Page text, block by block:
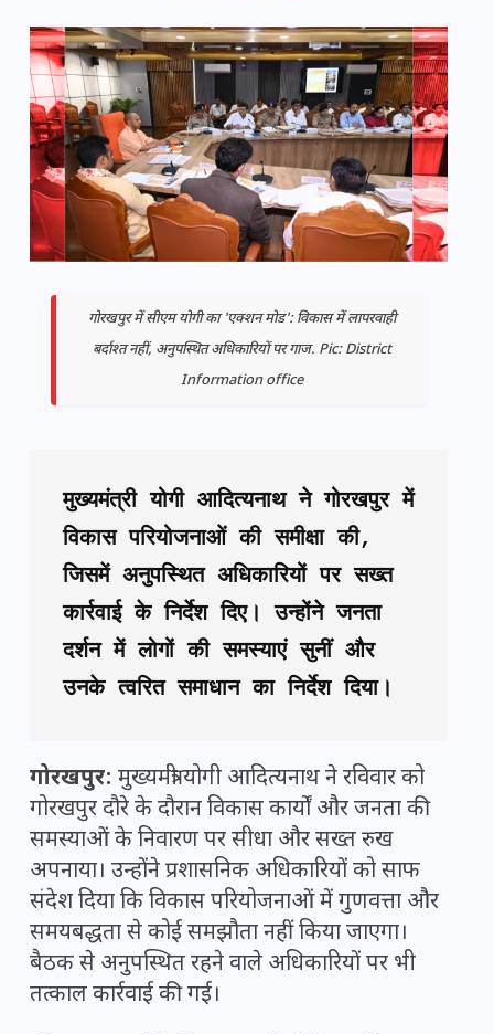
गोरखपुर में सीएम योगी का 'एक्शन मोड': विकास में लापरवाही
बर्दाश्त नहीं, अनुपस्थित अधिकारियों पर गाज. Pic: District
Information office
मुख्यमंत्री योगी आदित्यनाथ ने गोरखपुर में
विकास परियोजनाओं की समीक्षा की,
जिसमें अनुपस्थित अधिकारियों पर सख्त
कार्रवाई के निर्देश दिए। उन्होंने जनता
दर्शन में लोगों की समस्याएं सुनीं और
उनके त्वरित समाधान का निर्देश दिया।
गोरखपुर: मुख्यमंत्री योगी आदित्यनाथ ने रविवार को
गोरखपुर दौरे के दौरान विकास कार्यों और जनता की
समस्याओं के निवारण पर सीधा और सख्त रुख
अपनाया। उन्होंने प्रशासनिक अधिकारियों को साफ
संदेश दिया कि विकास परियोजनाओं में गुणवत्ता और
समयबद्धता से कोई समझौता नहीं किया जाएगा।
बैठक से अनुपस्थित रहने वाले अधिकारियों पर भी
तत्काल कार्रवाई की गई।